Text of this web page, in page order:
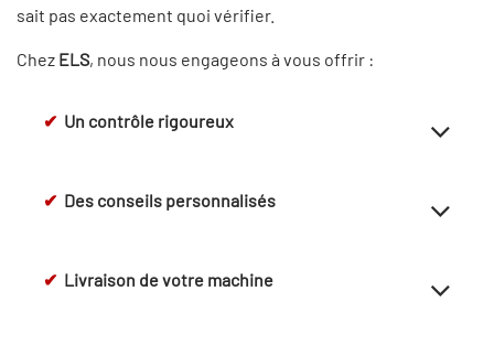
sait pas exactement quoi vérifier.
Chez ELS, nous nous engageons à vous offrir :
✔ Un contrôle rigoureux
✔ Des conseils personnalisés
✔ Livraison de votre machine